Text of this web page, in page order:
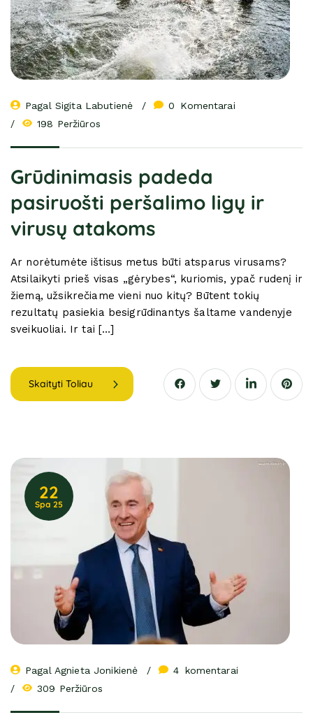
Pagal Sigita Labutienė 0
Komentarai
198 Peržiūros
Grūdinimasis padeda
pasiruošti peršalimo ligų ir
virusų atakoms
Ar norėtumėte ištisus metus būti atsparus virusams?
Atsilaikyti prieš visas „gėrybes“, kuriomis, ypač rudenį ir
žiemą, užsikrečiame vieni nuo kitų? Būtent tokių
rezultatų pasiekia besigrūdinantys šaltame vandenyje
sveikuoliai. Ir tai […]
Skaityti Toliau
22
Spa 25
Pagal Agnieta Jonikienė 4 komentarai
309 Peržiūros